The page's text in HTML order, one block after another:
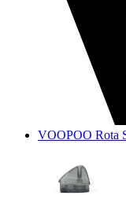
VOOPOO Rota